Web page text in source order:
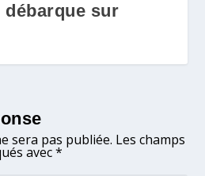
débarque sur
sera pas publiée. Les champs
avec*